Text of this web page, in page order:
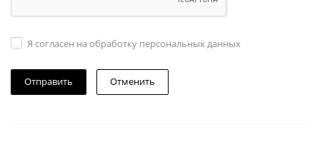
Я согласен на обработку персональных данных
Отменить